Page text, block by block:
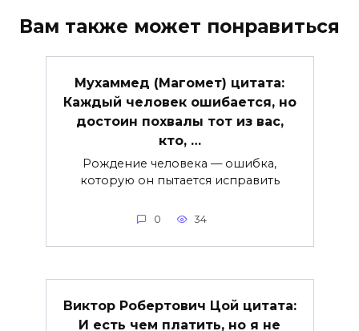
Вам также может понравиться
Мухаммед (Магомет) цитата:
Каждый человек ошибается, но
достоин похвалы тот из вас,
кто, …
Рождение человека — ошибка,
которую он пытается исправить
0 34
Виктор Робертович Цой цитата:
И есть чем платить, но я не